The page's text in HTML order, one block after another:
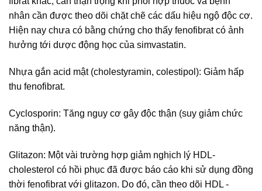
nhân cần được theo dõi chặt chẽ các dấu hiệu ngộ độc cơ.
Hiện nay chưa có bằng chứng cho thấy fenofibrat có ảnh
hưởng tới dược động học của simvastatin.
Nhựa gắn acid mật (cholestyramin, colestipol): Giảm hấp
thu fenofibrat.
Cyclosporin: Tăng nguy cơ gây độc thận (suy giảm chức
năng thận).
Glitazon: Một vài trường hợp giảm nghịch lý HDL-
cholesterol có hồi phục đã được báo cáo khi sử dụng đồng
thời fenofibrat với glitazon. Do đó, cần theo dõi HDL -